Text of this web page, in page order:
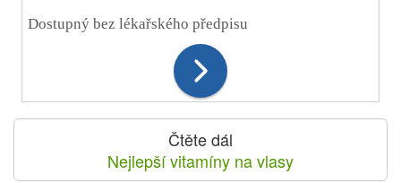
Dostupný bez lékařského předpisu
Čtěte dál
Nejlepší vitamíny na vlasy